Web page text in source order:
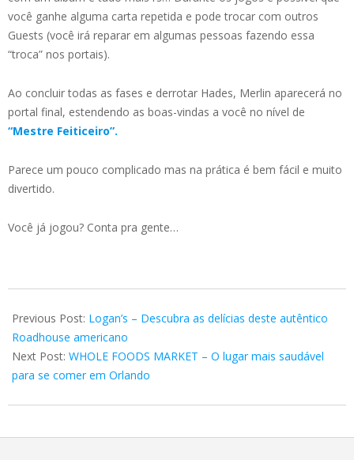
você ganhe alguma carta repetida e pode trocar com outros
Guests (você irá reparar em algumas pessoas fazendo essa
“troca” nos portais).
Ao concluir todas as fases e derrotar Hades, Merlin aparecerá no
portal final, estendendo as boas-vindas a você no nível de
“Mestre Feiticeiro”.
Parece um pouco complicado mas na prática é bem fácil e muito
divertido.
Você já jogou? Conta pra gente…
12-
01
Previous Post: Logan’s – Descubra as delícias deste autêntico
Roadhouse americano
Next Post: WHOLE FOODS MARKET – O lugar mais saudável
para se comer em Orlando